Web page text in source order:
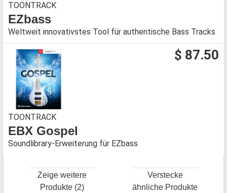
TOONTRACK
EZbass
Weltweit innovativstes Tool für authentische Bass Tracks
$ 87.50
TOONTRACK
EBX Gospel
Soundlibrary-Erweiterung für EZbass
Zeige weitere
Produkte (2)
Verstecke
ähnliche Produkte